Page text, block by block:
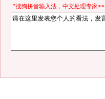
*搜狗拼音输入法，中文处理专家>>